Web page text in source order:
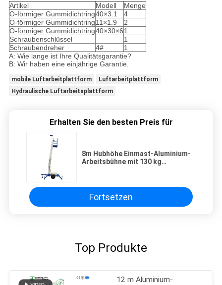
Artikel
Modell
Menge
O-förmiger Gummidichtring40×3.1
4
O-förmiger Gummidichtring11×1.9
2
O-förmiger Gummidichtring40×30×61
Schraubenschlüssel
1
Schraubendreher
4#
1
A: Wie lange ist Ihre Qualitätsgarantie?
B: Wir haben eine einjährige Garantie.
mobile Luftarbeitplattform
Luftarbeitplattform
Hydraulische Luftarbeitsplattform
Erhalten Sie den besten Preis für
8m Hubhöhe Einmast-Aluminium-
Arbeitsbühne mit 130 kg
Fortsetzen
Top Produkte
12 m Aluminium-